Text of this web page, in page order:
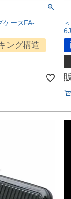
ケースFA-
ング構造